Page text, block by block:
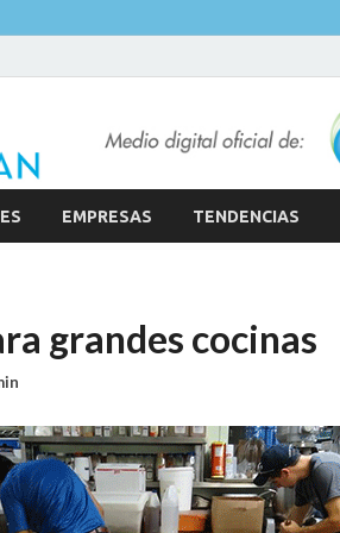
EMPRESAS TENDENCIAS
grandes cocinas